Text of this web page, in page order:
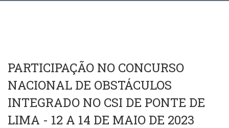
PARTICIPAÇÃO NO CONCURSO
NACIONAL DE OBSTÁCULOS
INTEGRADO NO CSI DE PONTE DE
LIMA - 12 A 14 DE MAIO DE 2023